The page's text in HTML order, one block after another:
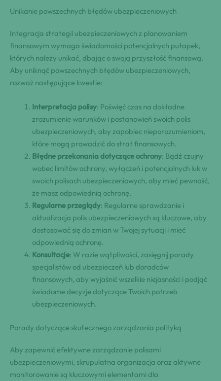
Unikanie powszechnych błędów ubezpieczeniowych
Integracja strategii ubezpieczeniowych z planowaniem
finansowym wymaga świadomości potencjalnych pułapek,
których należy unikać, dbając o swoją przyszłość finansową.
Aby uniknąć powszechnych błędów ubezpieczeniowych,
rozważ następujące kwestie:
Interpretacja polisy: Poświęć czas na dokładne
zrozumienie warunków i postanowień swoich polis
ubezpieczeniowych, aby zapobiec nieporozumieniom,
które mogą prowadzić do strat finansowych.
Błędne przekonania dotyczące ochrony: Bądź czujny
wobec limitów ochrony, wyłączeń i potencjalnych luk w
swoich polisach ubezpieczeniowych, aby mieć pewność,
że masz odpowiednią ochronę.
Regularne przeglądy: Regularne sprawdzanie i
aktualizacja polis ubezpieczeniowych są kluczowe, aby
dostosować się do zmian w Twojej sytuacji i mieć
odpowiednią ochronę.
Konsultacje: W razie wątpliwości, zasięgnij porady
specjalistów od ubezpieczeń lub doradców
finansowych, aby wyjaśnić wszelkie niejasności i podjąć
świadome decyzje dotyczące Twoich potrzeb
ubezpieczeniowych.
Porady dotyczące skutecznego zarządzania polityką
Aby zapewnić efektywne zarządzanie polisami
ubezpieczeniowymi, skrupulatna organizacja oraz aktywne
monitorowanie są kluczowymi elementami dla